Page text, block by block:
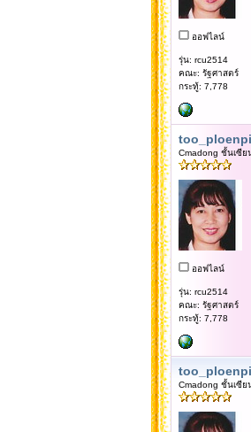
ออฟไลน์
รุ่น: rcu2514
คณะ: รัฐศาสตร์
กระทู้: 7,778
Cmadong ชั้นเซีย
ออฟไลน์
รุ่น: rcu2514
คณะ: รัฐศาสตร์
กระทู้: 7,778
Cmadong ชั้นเซีย